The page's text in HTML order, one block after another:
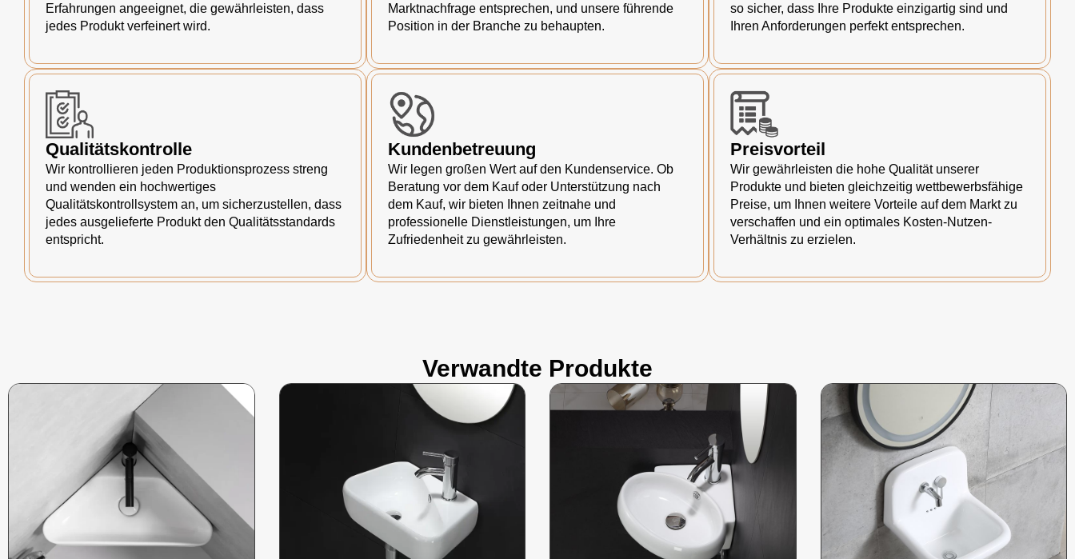
Erfahrungen angeeignet, die gewährleisten, dass
jedes Produkt verfeinert wird.
Marktnachfrage entsprechen, und unsere führende
Position in der Branche zu behaupten.
so sicher, dass Ihre Produkte einzigartig sind und
Ihren Anforderungen perfekt entsprechen.
Qualitätskontrolle
Wir kontrollieren jeden Produktionsprozess streng
und wenden ein hochwertiges
Qualitätskontrollsystem an, um sicherzustellen, dass
jedes ausgelieferte Produkt den Qualitätsstandards
entspricht.
Kundenbetreuung
Wir legen großen Wert auf den Kundenservice. Ob
Beratung vor dem Kauf oder Unterstützung nach
dem Kauf, wir bieten Ihnen zeitnahe und
professionelle Dienstleistungen, um Ihre
Zufriedenheit zu gewährleisten.
Preisvorteil
Wir gewährleisten die hohe Qualität unserer
Produkte und bieten gleichzeitig wettbewerbsfähige
Preise, um Ihnen weitere Vorteile auf dem Markt zu
verschaffen und ein optimales Kosten-Nutzen-
Verhältnis zu erzielen.
Verwandte Produkte